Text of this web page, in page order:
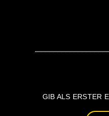
GIB ALS ERSTER